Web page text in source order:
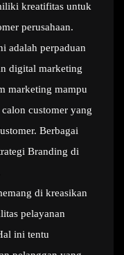
kreatifitas untuk
perusahaan.
adalah perpaduan
digital marketing
marketing mampu
customer yang
Berbagai
Branding di
di kreasikan
pelayanan
ini tentu